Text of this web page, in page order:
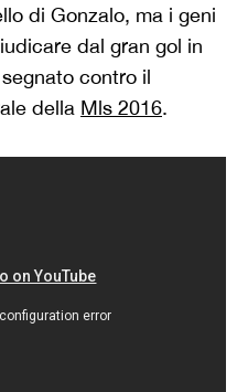
di Gonzalo, ma i geni
dal gran gol in
contro il
della Mls 2016.